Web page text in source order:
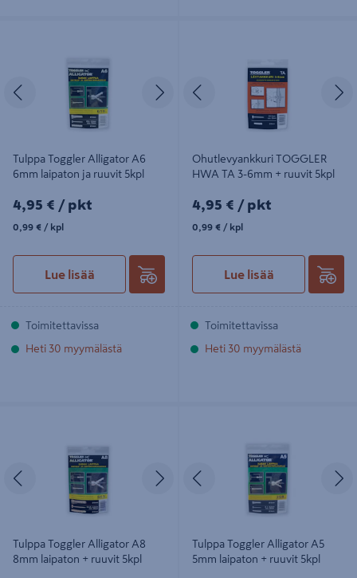
Edellinen Seuraava
Tulppa Toggler Alligator A6
6mm laipaton ja ruuvit 5kpl
4,95€/pkt
4,95 € / pkt
0,99€/kpl
0,99 € / kpl
Lue lisää
Toimitettavissa
Heti 30 myymälästä
Edellinen
Ohutlevyankkuri TOGGLER
HWA TA 3-6mm + ruuvit 5kpl
4,95€/pkt
4,95 € / pkt
0,99€/kpl
0,99 € / kpl
Lue lisää
Toimitettavissa
Heti 30 myymälästä
Edellinen Seuraava
Tulppa Toggler Alligator A8
8mm laipaton + ruuvit 5kpl
Edellinen
Tulppa Toggler Alligator A5
5mm laipaton + ruuvit 5kpl